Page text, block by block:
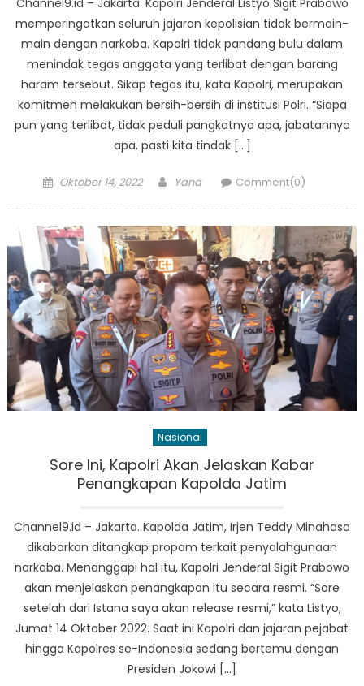
memperingatkan seluruh jajaran kepolisian tidak bermain-
main dengan narkoba. Kapolri tidak pandang bulu dalam
menindak tegas anggota yang terlibat dengan barang
haram tersebut. Sikap tegas itu, kata Kapolri, merupakan
komitmen melakukan bersih-bersih di institusi Polri. “Siapa
pun yang terlibat, tidak peduli pangkatnya apa, jabatannya
apa, pasti kita tindak […]
Posted
Oktober 14, 2022 Author
Yana Comment(0)
Nasional
Sore Ini, Kapolri Akan Jelaskan Kabar
Penangkapan Kapolda Jatim
Channel9.id – Jakarta. Kapolda Jatim, Irjen Teddy Minahasa
dikabarkan ditangkap propam terkait penyalahgunaan
narkoba. Menanggapi hal itu, Kapolri Jenderal Sigit Prabowo
akan menjelaskan penangkapan itu secara resmi. “Sore
setelah dari Istana saya akan release resmi,” kata Listyo,
Jumat 14 Oktober 2022. Saat ini Kapolri dan jajaran pejabat
hingga Kapolres se-Indonesia sedang bertemu dengan
Presiden Jokowi […]